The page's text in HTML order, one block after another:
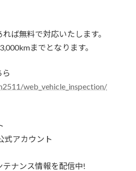
ば無料で対応いたします。
までとなります。
ら
web_vehicle_inspection/
式アカウント
ナンス情報を配信中!